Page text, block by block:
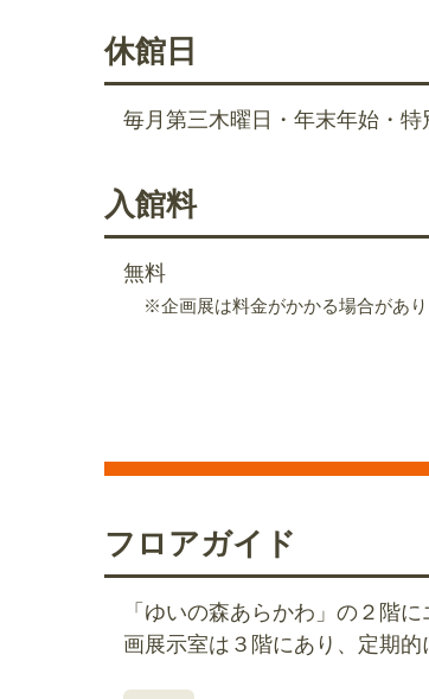
休館日
毎月第三木曜日・年末年始・特
入館料
無料
※企画展は料金がかかる場合があ
フロアガイド
「ゆいの森あらかわ」の２階
画展示室は３階にあり、定期的